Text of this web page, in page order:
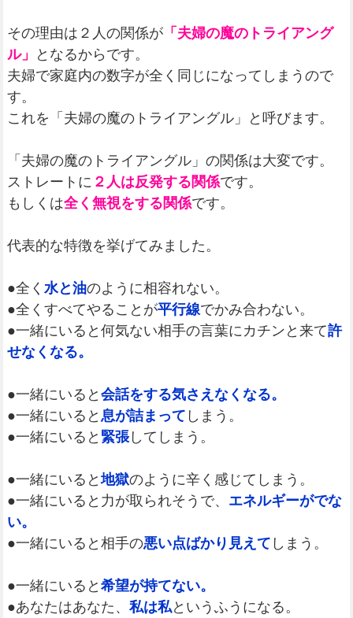
その理由は２人の関係が「夫婦の魔のトライアング
ル」
となるからです。
夫婦で家庭内の数字が全く同じになってしまうので
す。
これを「夫婦の魔のトライアングル」と呼びます。
「夫婦の魔のトライアングル」の関係は大変です。
ストレートに ２人は反発する関係です。
もしくは全く無視をする関係です。
代表的な特徴を挙げてみました。
●全く 水と油のように相容れない。
●全くすべてやることが平行線でかみ合わない。
●一緒にいると何気ない相手の言葉にカチンと来て許
せなくなる。
●一緒にいると 会話をする気さえなくなる。
●一緒にいると 息が詰まって しまう。
●一緒にいると 緊張してしまう。
●一緒にいると地獄のように辛く感じてしまう。
●一緒にいると力が取られそうで、 エネルギーがでな
い。
●一緒にいると相手の悪い点ばかり見えて しまう。
●一緒にいると 希望が持てない。
●あなたはあなた、 私は私というふうになる。